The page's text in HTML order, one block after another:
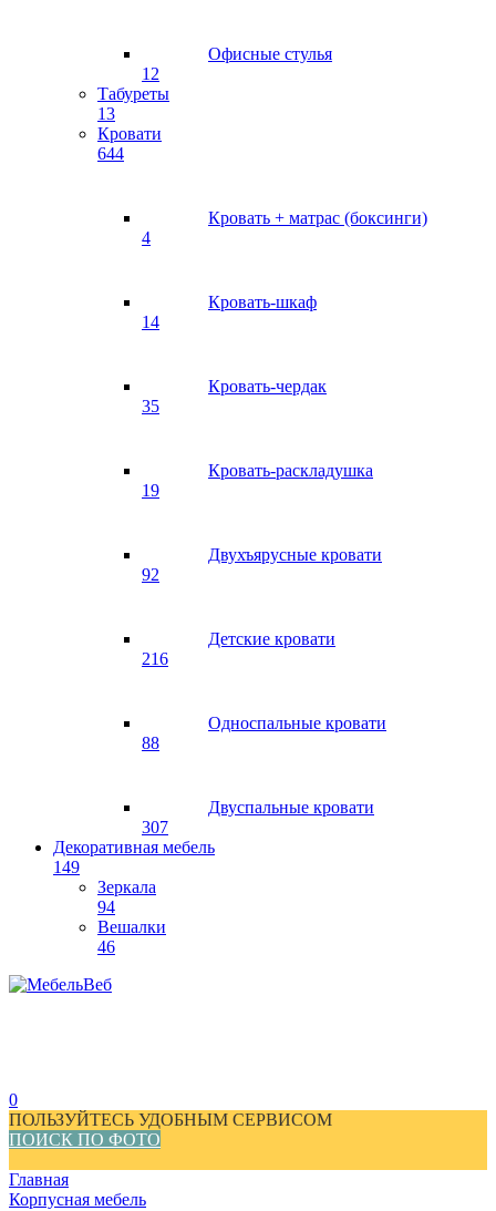
Офисные стулья
12
Табуреты
13
Кровати
644
Кровать + матрас (боксинги)
4
Кровать-шкаф
14
Кровать-чердак
35
Кровать-раскладушка
19
Двухъярусные кровати
92
Детские кровати
216
Односпальные кровати
88
Двуспальные кровати
307
Декоративная мебель
149
Зеркала
94
Вешалки
46
0
ПОЛЬЗУЙТЕСЬ УДОБНЫМ СЕРВИСОМ
ПОИСК ПО ФОТО
Главная
Корпусная мебель